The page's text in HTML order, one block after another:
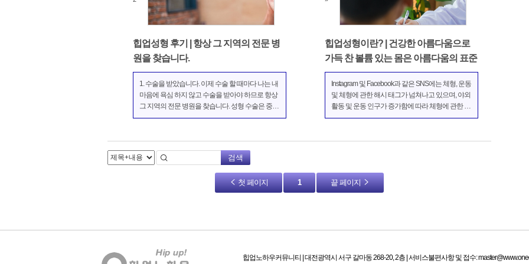
힙업성형 후기 | 항상 그 지역의 전문 병
원을 찾습니다.
1. 수술을 받았습니다. 이제 수술 할 때마다 나는 내
마음에 욕심 하지 않고 수술을 받아야 하므로 항상
그 지역의 전문 병원을 찾습니다. 성형 수술은 중요
하며 무시할 수 없습니다 가장 중요한 것은 내가 한
합니다. 경험은 친숙하고 많은 때도 있습니다. 그러
나 전문 병...
힙업성형이란? | 건강한 아름다움으로
가득 찬 볼륨 있는 몸은 아름다움의 표준
Instagram 및 Facebook과 같은 SNS에는 체형, 운동
및 체형에 관한 해시 태그가 넘쳐나고 있으며, 야외
활동 및 운동 인구가 증가함에 따라 체형에 관한 관
심이 높아지고 있습니다. 불과 몇 년 전만 해도 날씬
오늘날에는 건강한 아름다움으로 가득 찬 볼륨 있
검색
첫 페이지 1 끝 페이지
힙업노하우커뮤니티 | 대전광역시 서구 갈마동 268-20, 2층 | 서비스불편사항 및 접수: